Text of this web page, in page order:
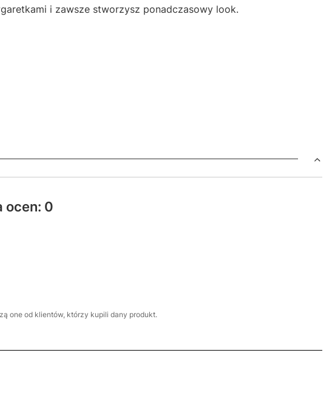
i zawsze stworzysz ponadczasowy look.
ocen: 0
one od klientów, którzy kupili dany produkt.